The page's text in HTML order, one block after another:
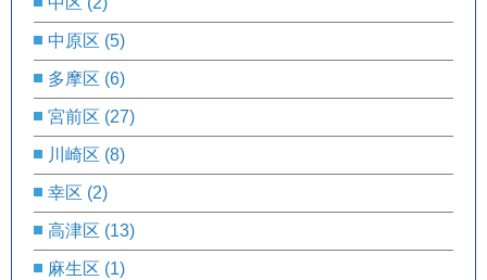
中原区 (5)
多摩区 (6)
宮前区 (27)
川崎区 (8)
幸区 (2)
高津区 (13)
麻生区 (1)